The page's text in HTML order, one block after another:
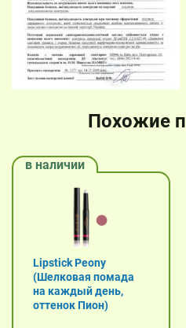
Похожие
в наличии
Lipstick Peony
(Шелковая помада
на каждый день,
оттенок Пион)